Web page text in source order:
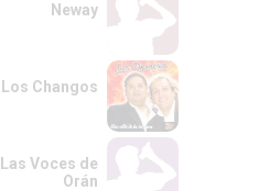
Neway
Los Changos
Las Voces de
Orán